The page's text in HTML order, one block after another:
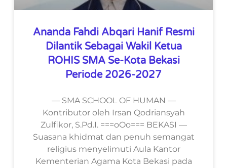
Ananda Fahdi Abqari Hanif Resmi
Dilantik Sebagai Wakil Ketua
ROHIS SMA Se-Kota Bekasi
Periode 2026-2027
— SMA SCHOOL OF HUMAN —
Kontributor oleh Irsan Qodriansyah
Zulfikor, S.Pd.I. ===oOo=== BEKASI —
Suasana khidmat dan penuh semangat
religius menyelimuti Aula Kantor
Kementerian Agama Kota Bekasi pada